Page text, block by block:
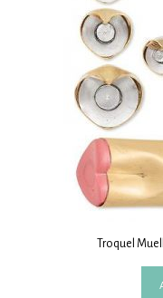
Troquel